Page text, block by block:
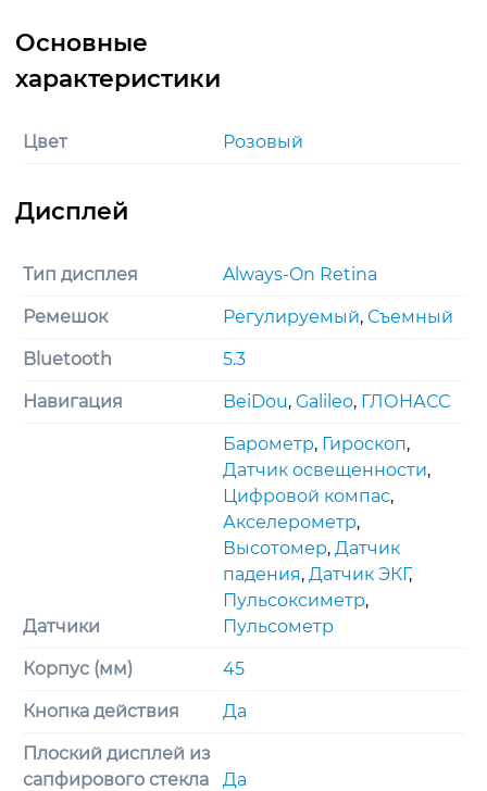
Цвет Розовый
Тип дисплея Always-On Retina
Ремешок Регулируемый, Съемный
Bluetooth 5.3
Навигация BeiDou, Galileo, ГЛОНАСС
Датчики
Барометр, Гироскоп,
Датчик освещенности,
Цифровой компас,
Акселерометр,
Высотомер, Датчик
падения, Датчик ЭКГ,
Пульсоксиметр,
Пульсометр
Корпус (мм) 45
Кнопка действия Да
Плоский дисплей из
сапфирового стекла
Да